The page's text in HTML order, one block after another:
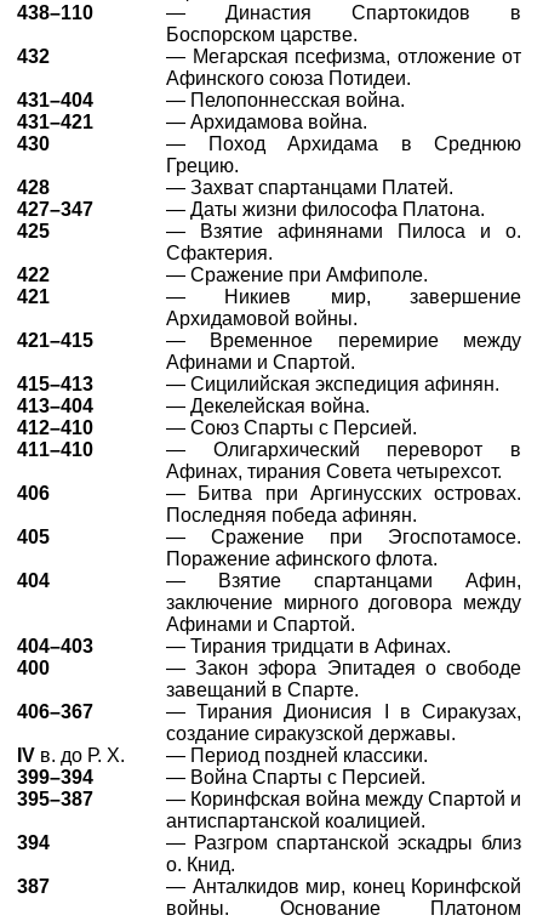
438–110
— Династия Спартокидов в
Боспорском царстве.
432
— Мегарская псефизма, отложение от
Афинского союза Потидеи.
431–404
— Пелопоннесская война.
431–421
— Архидамова война.
430
— Поход Архидама в Среднюю
Грецию.
428
— Захват спартанцами Платей.
427–347
— Даты жизни философа Платона.
425
— Взятие афинянами Пилоса и о.
Сфактерия.
422
— Сражение при Амфиполе.
421
— Никиев мир, завершение
Архидамовой войны.
421–415
— Временное перемирие между
Афинами и Спартой.
415–413
— Сицилийская экспедиция афинян.
413–404
— Декелейская война.
412–410
— Союз Спарты с Персией.
411–410
— Олигархический переворот в
Афинах, тирания Совета четырехсот.
406
— Битва при Аргинусских островах.
Последняя победа афинян.
405
— Сражение при Эгоспотамосе.
Поражение афинского флота.
404
— Взятие спартанцами Афин,
заключение мирного договора между
Афинами и Спартой.
404–403
— Тирания тридцати в Афинах.
400
— Закон эфора Эпитадея о свободе
завещаний в Спарте.
406–367
— Тирания Дионисия I в Сиракузах,
создание сиракузской державы.
IV в. до Р. Х.
— Период поздней классики.
399–394
— Война Спарты с Персией.
395–387
— Коринфская война между Спартой и
антиспартанской коалицией.
394
— Разгром спартанской эскадры близ
о. Книд.
387
— Анталкидов мир, конец Коринфской
войны. Основание Платоном